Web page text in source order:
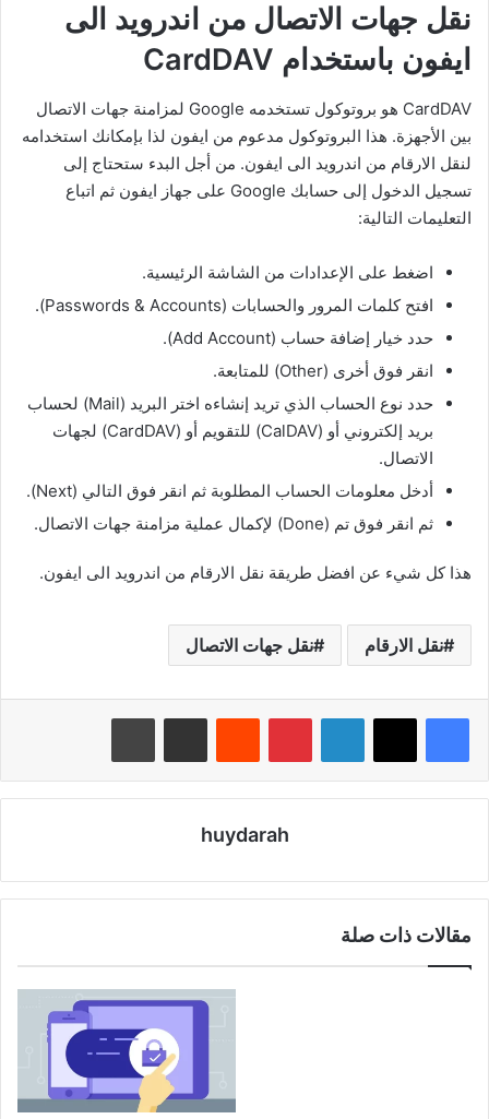
نقل جهات الاتصال من اندرويد الى
ايفون باستخدام CardDAV
CardDAV هو بروتوكول تستخدمه Google لمزامنة جهات الاتصال
بين الأجهزة. هذا البروتوكول مدعوم من ايفون لذا بإمكانك استخدامه
لنقل الارقام من اندرويد الى ايفون. من أجل البدء ستحتاج إلى
تسجيل الدخول إلى حسابك Google على جهاز ايفون ثم اتباع
التعليمات التالية:
اضغط على الإعدادات من الشاشة الرئيسية.
افتح كلمات المرور والحسابات (Passwords & Accounts).
حدد خيار إضافة حساب (Add Account).
انقر فوق أخرى (Other) للمتابعة.
حدد نوع الحساب الذي تريد إنشاءه اختر البريد (Mail) لحساب
بريد إلكتروني أو (CalDAV) للتقويم أو (CardDAV) لجهات
الاتصال.
أدخل معلومات الحساب المطلوبة ثم انقر فوق التالي (Next).
ثم انقر فوق تم (Done) لإكمال عملية مزامنة جهات الاتصال.
هذا كل شيء عن افضل طريقة نقل الارقام من اندرويد الى ايفون.
نقل الارقام نقل جهات الاتصال
لينكدإن بينتيريست
huydarah
مقالات ذات صلة